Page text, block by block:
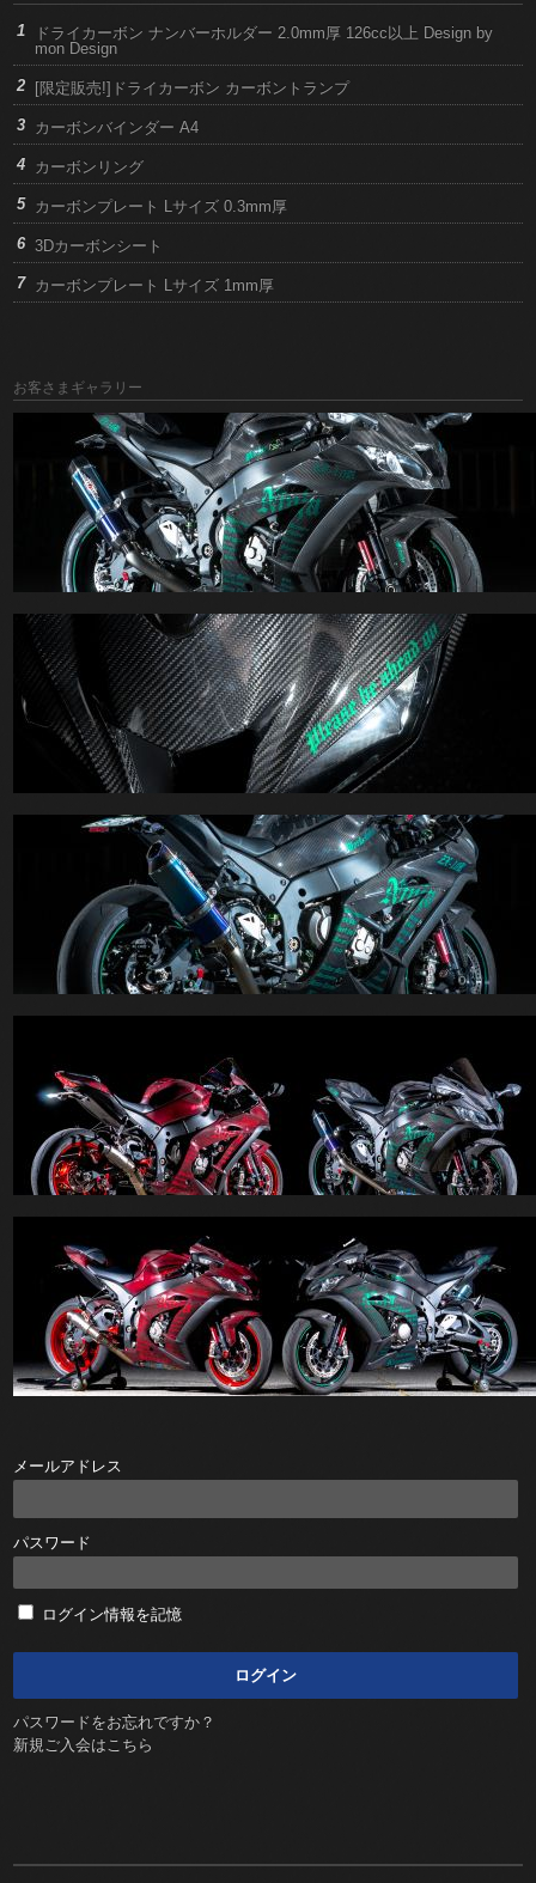
ドライカーボン ナンバーホルダー 2.0mm厚 126cc以上 Design by
mon Design
[限定販売!]ドライカーボン カーボントランプ
カーボンバインダー A4
カーボンリング
カーボンプレート Lサイズ 0.3mm厚
3Dカーボンシート
カーボンプレート Lサイズ 1mm厚
お客さまギャラリー
メールアドレス
パスワード
ログイン情報を記憶
パスワードをお忘れですか？
新規ご入会はこちら